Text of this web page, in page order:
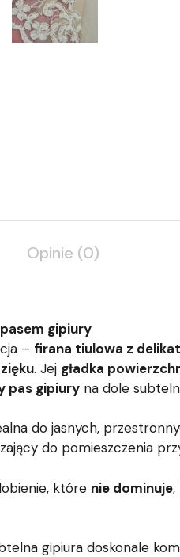
Opinie (0)
gipiury
– firana tiulowa z
. Jej gładka
pas gipiury na dole
do jasnych,
do pomieszczenia
które nie dominuje,
gipiura doskonale